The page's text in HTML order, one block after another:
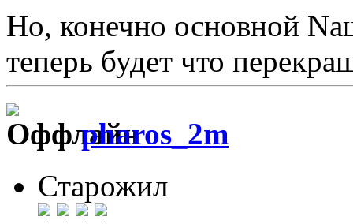
Но, конечно основной
теперь будет что
pharos_2m
Старожил